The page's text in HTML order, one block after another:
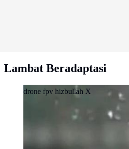
Lambat Beradaptasi
drone fpv hizbullah X